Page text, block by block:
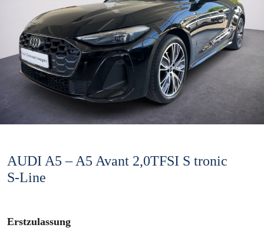
AUDI A5 – A5 Avant 2,0TFSI S tronic
S-Line
Erstzulassung